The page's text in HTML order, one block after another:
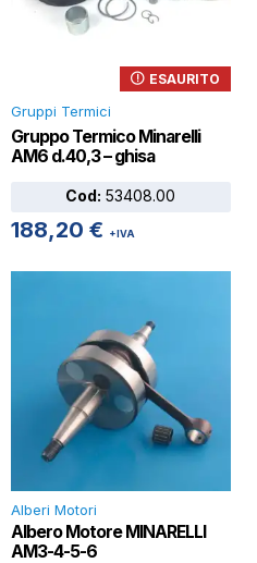
Gruppi Termici
Gruppo Termico Minarelli
AM6 d.40,3 – ghisa
Cod: 53408.00
188,20 € +IVA
ESAURITO
Alberi Motori
Albero Motore MINARELLI
AM3-4-5-6